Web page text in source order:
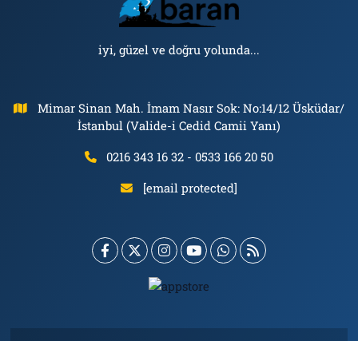
iyi, güzel ve doğru yolunda...
Mimar Sinan Mah. İmam Nasır Sok: No:14/12 Üsküdar/
İstanbul (Valide-i Cedid Camii Yanı)
0216 343 16 32 - 0533 166 20 50
[email protected]